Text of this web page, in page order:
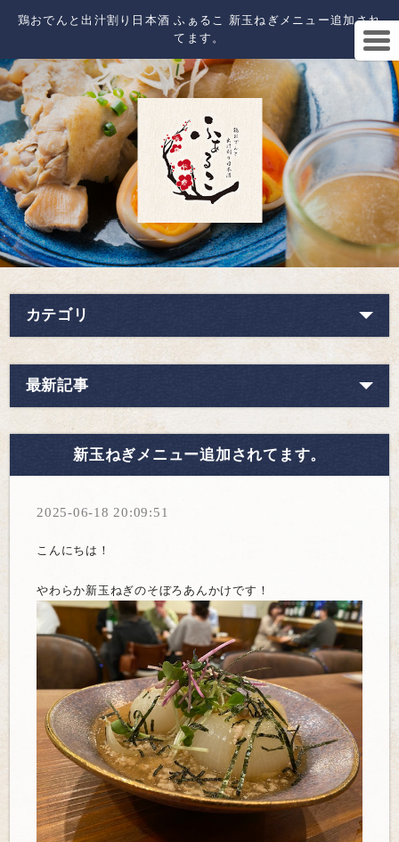
鶏おでんと出汁割り日本酒 ふぁるこ 新玉ねぎメニュー追加され
てます。
カテゴリ
最新記事
新玉ねぎメニュー追加されてます。
2025-06-18 20:09:51
こんにちは！
やわらか新玉ねぎのそぼろあんかけです！